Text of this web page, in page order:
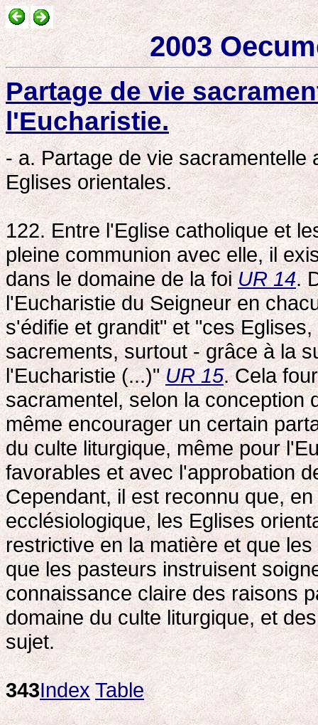
2003
Partage de vie
l'Eucharistie.
- a. Partage de vie
Eglises orientales.
122. Entre l'Eglise catholique et
pleine communion avec elle, il
dans le domaine de la foiUR 14.
l'Eucharistie du Seigneur en
s'édifie et grandit" et "ces
sacrements, surtout - grâce à la
l'Eucharistie (...)"UR 15. Cela
sacramentel, selon la conception
même encourager un certain
du culte liturgique, même pour
favorables et avec l'approbation
Cependant, il est reconnu que,
ecclésiologique, les Eglises
restrictive en la matière et que
que les pasteurs instruisent
connaissance claire des raisons
domaine du culte liturgique, et
sujet.
343Index Table